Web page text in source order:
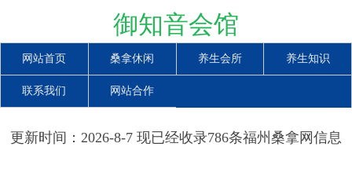
御知音会馆
网站首页 桑拿休闲 养生会所 养生知识
联系我们 网站合作
更新时间：2026-8-7 现已经收录786条福州桑拿网信息